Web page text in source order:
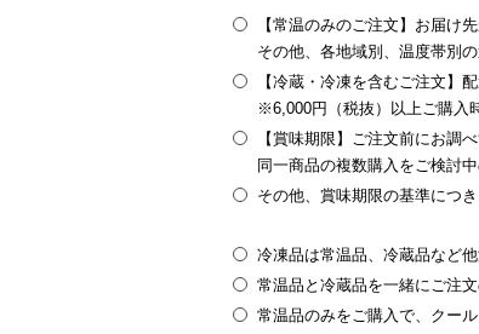
【常温のみのご注文】お届け
その他、各地域別、温度帯別
【冷蔵・冷凍を含むご注文】
※6,000円（税抜）以上ご購入
【賞味期限】ご注文前にお調
同一商品の複数購入をご検討
その他、賞味期限の基準につ
冷凍品は常温品、冷蔵品など
常温品と冷蔵品を一緒にご注
常温品のみをご購入で、クー